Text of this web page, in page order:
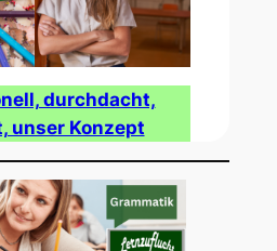
durchdacht,
unser Konzept